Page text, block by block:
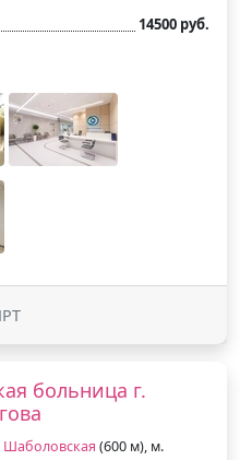
14500 руб.
больница г.
Шаболовская (600 м), м.